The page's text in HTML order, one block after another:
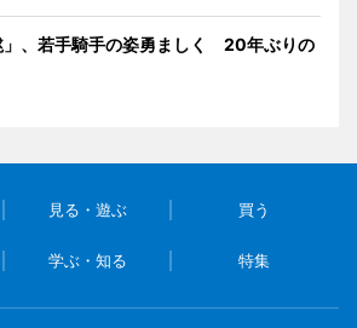
」、若手騎手の姿勇ましく 20年ぶりの
見る・遊ぶ 買う
学ぶ・知る 特集